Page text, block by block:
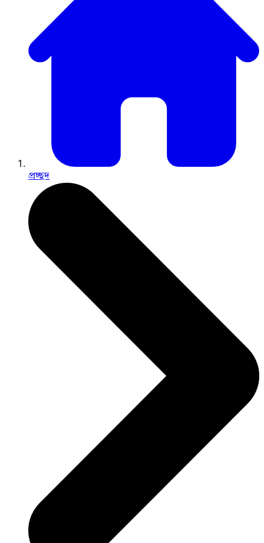
প্রচ্ছদ